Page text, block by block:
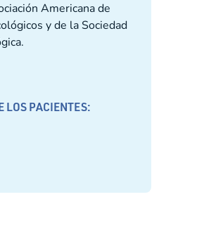
Americana de
y de la Sociedad
LOS PACIENTES: